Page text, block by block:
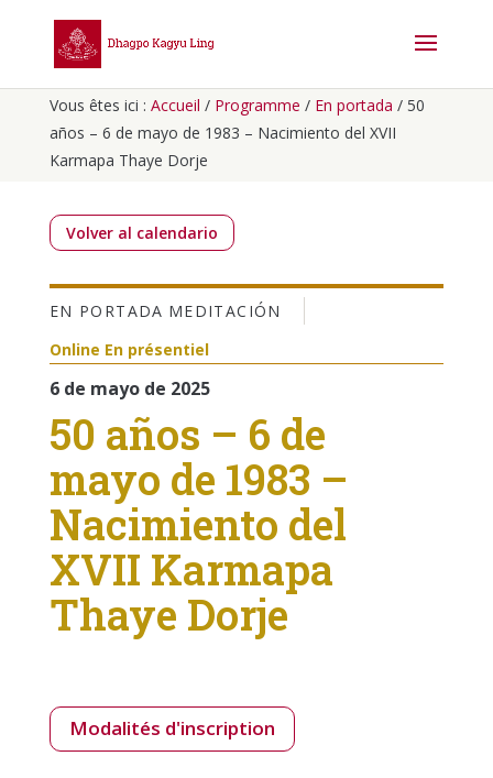
Vous êtes ici : Accueil / Programme / En portada / 50
años – 6 de mayo de 1983 – Nacimiento del XVII
Karmapa Thaye Dorje
Volver al calendario
EN PORTADA MEDITACIÓN
Online En présentiel
6 de mayo de 2025
50 años – 6 de
mayo de 1983 –
Nacimiento del
XVII Karmapa
Thaye Dorje
Modalités d'inscription